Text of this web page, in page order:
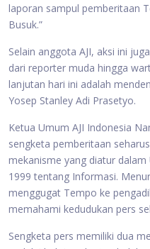
laporan sampul pemberitaan
Busuk.”
Selain anggota AJI, aksi ini
dari reporter muda hingga
lanjutan hari ini adalah
Yosep Stanley Adi Prasetyo.
Ketua Umum AJI Indonesia
sengketa pemberitaan
mekanisme yang diatur
1999 tentang Informasi.
menggugat Tempo ke
memahami kedudukan pers
Sengketa pers memiliki dua